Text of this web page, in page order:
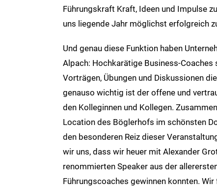
Führungskraft Kraft, Ideen und Impulse
uns liegende Jahr möglichst erfolgreich
Und genau diese Funktion haben
Alpach: Hochkarätige Business-Coaches
Vorträgen, Übungen und Diskussionen
genauso wichtig ist der offene und
den Kolleginnen und Kollegen.
Location des Böglerhofs im schönsten
den besonderen Reiz dieser
wir uns, dass wir heuer mit Alexander
renommierten Speaker aus der
Führungscoaches gewinnen konnten.